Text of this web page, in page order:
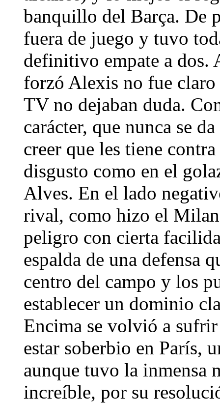
banquillo del Barça. De
fuera de juego y tuvo
definitivo empate a dos.
forzó Alexis no fue claro
TV no dejaban duda.
carácter, que nunca se
creer que les tiene
disgusto como en el
Alves. En el lado
rival, como hizo el
peligro con cierta
espalda de una defensa
centro del campo y los
establecer un dominio
Encima se volvió a
estar soberbio en París,
aunque tuvo la inmensa
increíble, por su